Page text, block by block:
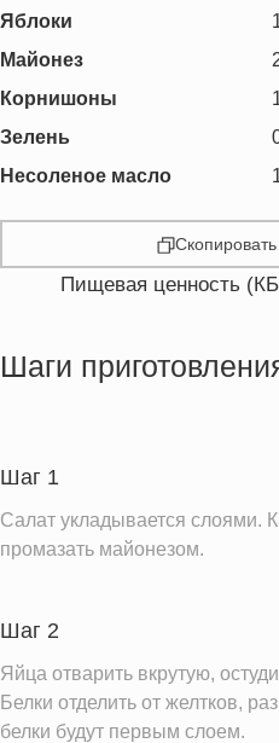
Яблоки
Майонез
Корнишоны
Зелень
Несоленое масло
Пищевая ценность
Жиры
Пищевые волокна
Натрий
Кальций
Калий
Насыщенные жиры
Добавленный сахар
Шаги
Шаг 1
Салат укладывается слоями.
промазать майонезом.
Шаг 2
Яйца отварить вкрутую,
Белки отделить от желтков,
белки будут первым слоем.